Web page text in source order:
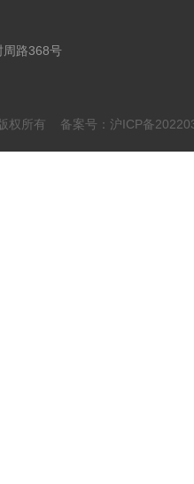
周路368号
权所有 备案号：沪ICP备